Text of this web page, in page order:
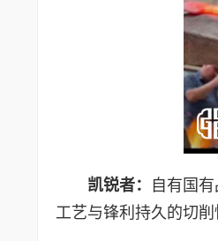
凯锐者：
自有国
工艺与锋利持久的切削